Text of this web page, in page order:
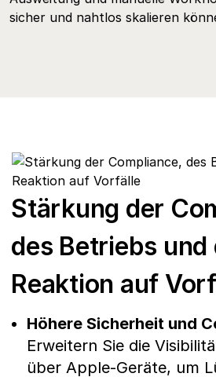
sicher und nahtlos skalieren
Stärkung der
des Betriebs und
Reaktion auf
Höhere Sicherheit und
Erweitern Sie die
über Apple-Geräte, um